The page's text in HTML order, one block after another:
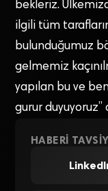
bekleriz.
ilgili tüm
bulunduğumuz
gelmemiz
yapılan bu ve
gurur duyuyoruz”
HABERI